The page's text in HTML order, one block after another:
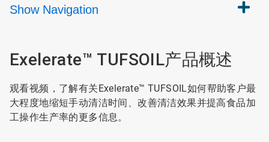
Show Navigation
Exelerate™ TUFSOIL产品概述
观看视频，了解有关Exelerate™ TUFSOIL如何帮助客户最
大程度地缩短手动清洁时间、改善清洁效果并提高食品加
工操作生产率的更多信息。